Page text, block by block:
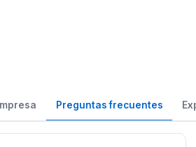
Preguntas frecuentes